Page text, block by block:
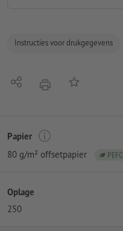
Instructies voor drukgegevens
Delen afdrukkenOp de lijst
Papier
80 g/m² offsetpapier
PEFC
Oplage
250